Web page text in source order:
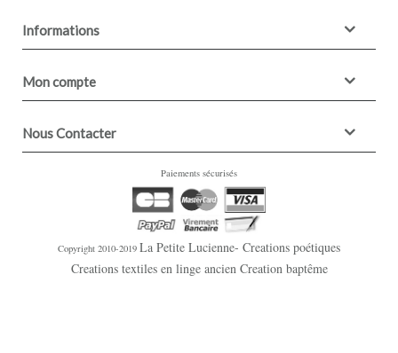
Informations
Mon compte
Nous Contacter
Paiements sécurisés
Copyright 2010-2019 La Petite Lucienne- Creations poétiques
Creations textiles en linge ancien Creation baptême